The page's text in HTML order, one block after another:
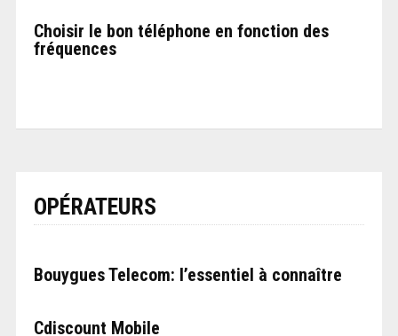
Choisir le bon téléphone en fonction des
fréquences
OPÉRATEURS
Bouygues Telecom: l’essentiel à connaître
Cdiscount Mobile